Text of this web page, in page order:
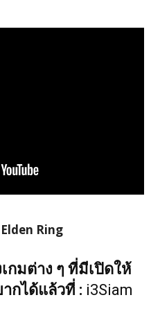
Ring
กมต่าง ๆ ที่มีเปิดให้
กได้แล้วที่ : i3Siam